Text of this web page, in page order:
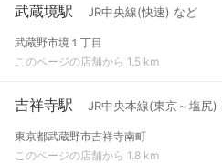
武蔵境駅 JR中央線(快速) など
武蔵野市境１丁目
このページの店舗から 1.5 km
吉祥寺駅 JR中央本線(東京～塩尻)
東京都武蔵野市吉祥寺南町
このページの店舗から 1.8 km